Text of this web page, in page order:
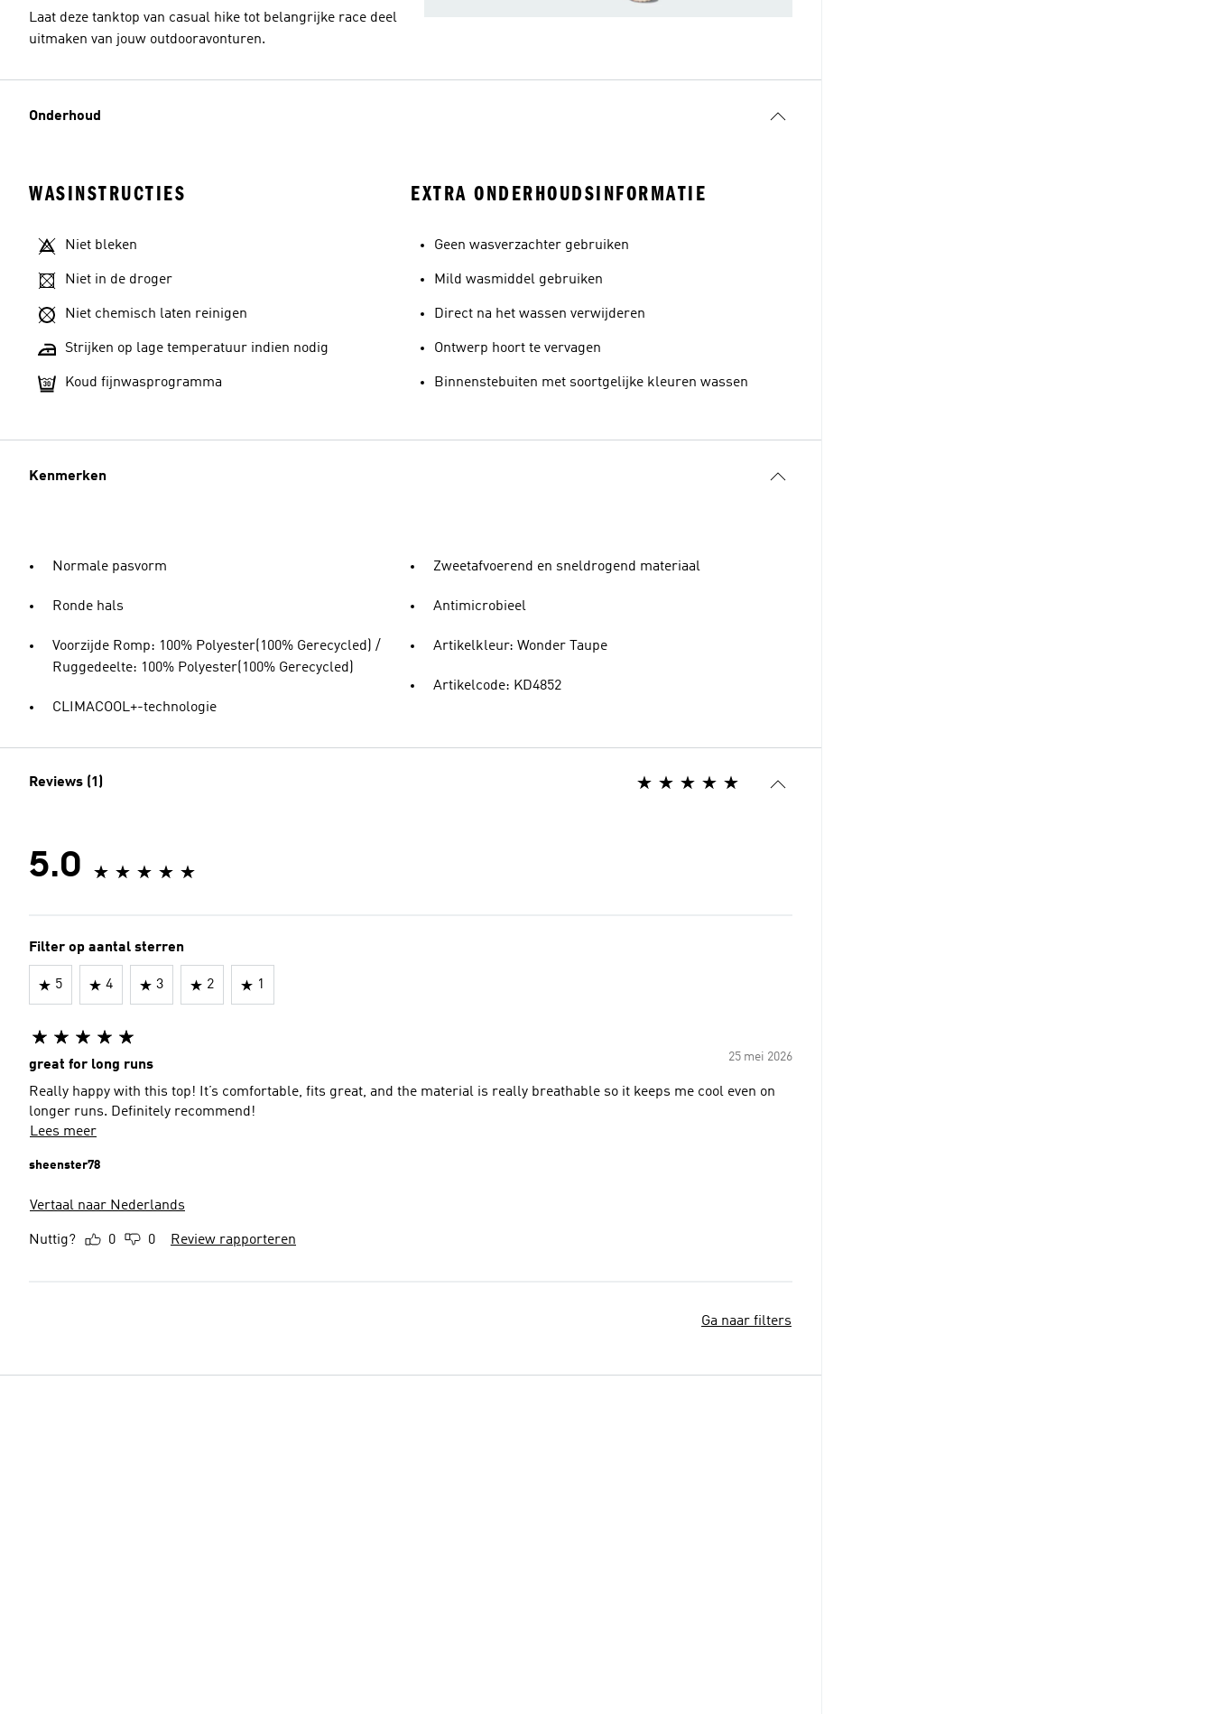
Laat deze tanktop van casual hike tot belangrijke race deel
uitmaken van jouw outdooravonturen.
Onderhoud
WASINSTRUCTIES
Niet bleken
Niet in de droger
Niet chemisch laten reinigen
Strijken op lage temperatuur indien nodig
Koud fijnwasprogramma
EXTRA ONDERHOUDSINFORMATIE
Geen wasverzachter gebruiken
Mild wasmiddel gebruiken
Direct na het wassen verwijderen
Ontwerp hoort te vervagen
Binnenstebuiten met soortgelijke kleuren wassen
Kenmerken
Normale pasvorm
Ronde hals
Voorzijde Romp: 100% Polyester(100% Gerecycled) /
Ruggedeelte: 100% Polyester(100% Gerecycled)
CLIMACOOL+-technologie
Zweetafvoerend en sneldrogend materiaal
Antimicrobieel
Artikelkleur: Wonder Taupe
Artikelcode: KD4852
Reviews (1)
5.0
Filter op aantal sterren
5 4 3 2 1
25 mei 2026
great for long runs
Really happy with this top! It’s comfortable, fits great, and the material is really breathable so it keeps me cool even on
longer runs. Definitely recommend!
Lees meer
sheenster78
Vertaal naar Nederlands
Nuttig? 0 0 Review rapporteren
Ga naar filters